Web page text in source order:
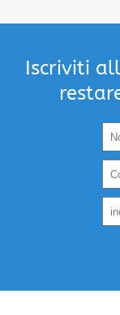
Iscriviti